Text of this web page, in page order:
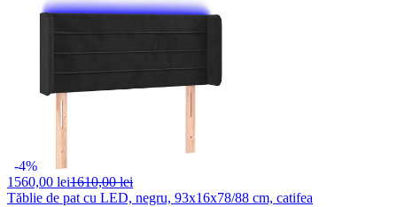
-4%
1560,00 lei1610,00 lei
Tăblie de pat cu LED, negru, 93x16x78/88 cm, catifea